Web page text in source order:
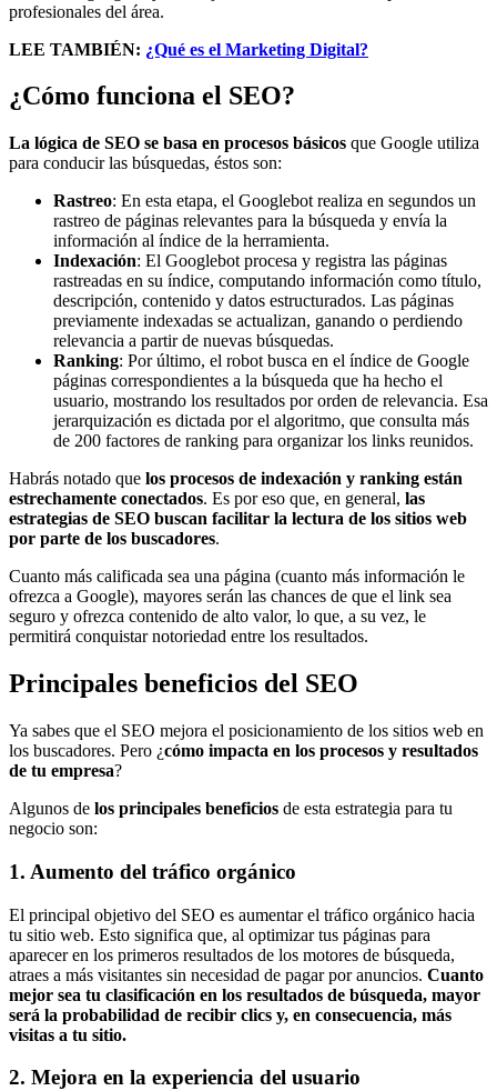
profesionales del área.
LEE TAMBIÉN: ¿Qué es el Marketing Digital?
¿Cómo funciona el SEO?
La lógica de SEO se basa en procesos básicos que Google utiliza
para conducir las búsquedas, éstos son:
Rastreo: En esta etapa, el Googlebot realiza en segundos un
rastreo de páginas relevantes para la búsqueda y envía la
información al índice de la herramienta.
Indexación: El Googlebot procesa y registra las páginas
rastreadas en su índice, computando información como título,
descripción, contenido y datos estructurados. Las páginas
previamente indexadas se actualizan, ganando o perdiendo
relevancia a partir de nuevas búsquedas.
Ranking: Por último, el robot busca en el índice de Google
páginas correspondientes a la búsqueda que ha hecho el
usuario, mostrando los resultados por orden de relevancia. Esa
jerarquización es dictada por el algoritmo, que consulta más
de 200 factores de ranking para organizar los links reunidos.
Habrás notado que los procesos de indexación y ranking están
estrechamente conectados. Es por eso que, en general, las
estrategias de SEO buscan facilitar la lectura de los sitios web
por parte de los buscadores.
Cuanto más calificada sea una página (cuanto más información le
ofrezca a Google), mayores serán las chances de que el link sea
seguro y ofrezca contenido de alto valor, lo que, a su vez, le
permitirá conquistar notoriedad entre los resultados.
Principales beneficios del SEO
Ya sabes que el SEO mejora el posicionamiento de los sitios web en
los buscadores. Pero ¿cómo impacta en los procesos y resultados
de tu empresa?
Algunos de los principales beneficios de esta estrategia para tu
negocio son:
1. Aumento del tráfico orgánico
El principal objetivo del SEO es aumentar el tráfico orgánico hacia
tu sitio web. Esto significa que, al optimizar tus páginas para
aparecer en los primeros resultados de los motores de búsqueda,
atraes a más visitantes sin necesidad de pagar por anuncios. Cuanto
mejor sea tu clasificación en los resultados de búsqueda, mayor
será la probabilidad de recibir clics y, en consecuencia, más
visitas a tu sitio.
2. Mejora en la experiencia del usuario